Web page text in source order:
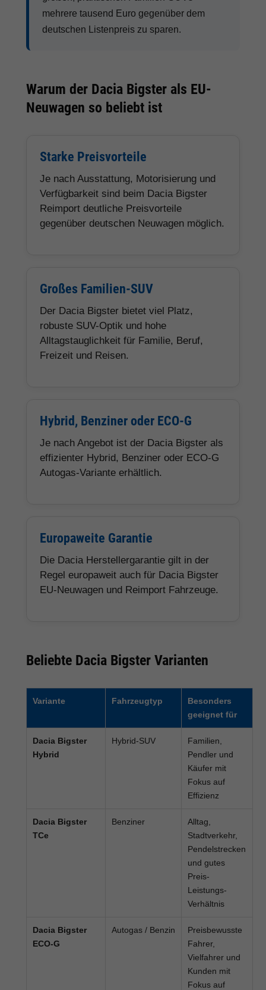
mehrere tausend Euro gegenüber dem
deutschen Listenpreis zu sparen.
Warum der Dacia Bigster als EU-
Neuwagen so beliebt ist
Starke Preisvorteile
Je nach Ausstattung, Motorisierung und
Verfügbarkeit sind beim Dacia Bigster
Reimport deutliche Preisvorteile
gegenüber deutschen Neuwagen möglich.
Großes Familien-SUV
Der Dacia Bigster bietet viel Platz,
robuste SUV-Optik und hohe
Alltagstauglichkeit für Familie, Beruf,
Freizeit und Reisen.
Hybrid, Benziner oder ECO-G
Je nach Angebot ist der Dacia Bigster als
effizienter Hybrid, Benziner oder ECO-G
Autogas-Variante erhältlich.
Europaweite Garantie
Die Dacia Herstellergarantie gilt in der
Regel europaweit auch für Dacia Bigster
EU-Neuwagen und Reimport Fahrzeuge.
Beliebte Dacia Bigster Varianten
Variante Fahrzeugtyp
Besonders
geeignet für
Dacia Bigster
Hybrid
Hybrid-SUV
Familien,
Pendler und
Käufer mit
Fokus auf
Effizienz
Dacia Bigster
TCe
Benziner
Alltag,
Stadtverkehr,
Pendelstrecken
und gutes
Preis-
Leistungs-
Verhältnis
Dacia Bigster
ECO-G
Autogas / Benzin
Preisbewusste
Fahrer,
Vielfahrer und
Kunden mit
Fokus auf